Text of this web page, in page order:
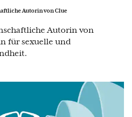
Autorin von Clue
Autorin von
für sexuelle und